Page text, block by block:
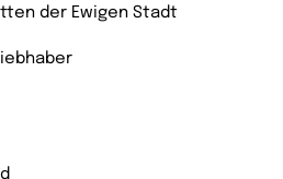
der Ewigen Stadt